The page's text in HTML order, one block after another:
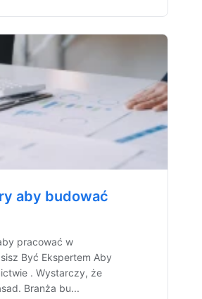
aby budować
pracować w
Być Ekspertem Aby
. Wystarczy, że
Branża bu...